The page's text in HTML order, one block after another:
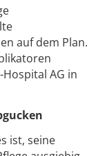
auf dem Plan.
AG in
ist, seine